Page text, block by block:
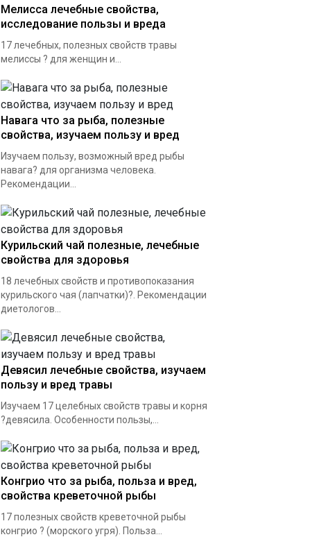
Мелисса лечебные свойства,
исследование пользы и вреда
17 лечебных, полезных свойств травы
мелиссы ? для женщин и...
Навага что за рыба, полезные
свойства, изучаем пользу и вред
Изучаем пользу, возможный вред рыбы
навага? для организма человека.
Рекомендации...
Курильский чай полезные, лечебные
свойства для здоровья
18 лечебных свойств и противопоказания
курильского чая (лапчатки)?. Рекомендации
диетологов...
Девясил лечебные свойства, изучаем
пользу и вред травы
Изучаем 17 целебных свойств травы и корня
?девясила. Особенности пользы,...
Конгрио что за рыба, польза и вред,
свойства креветочной рыбы
17 полезных свойств креветочной рыбы
конгрио ? (морского угря). Польза...